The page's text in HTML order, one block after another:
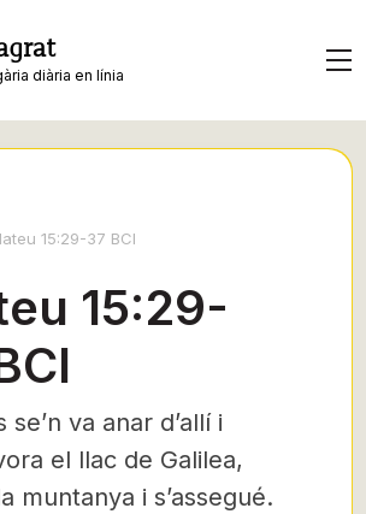
diària en línia
15:29-37 BCI
15:29-
se’n va anar d’allí i
el llac de Galilea,
muntanya i s’assegué.